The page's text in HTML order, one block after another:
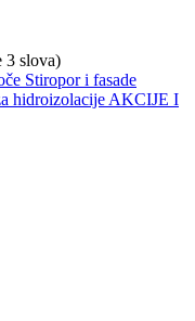
3 slova)
Stiropor i fasade
hidroizolacije AKCIJE I